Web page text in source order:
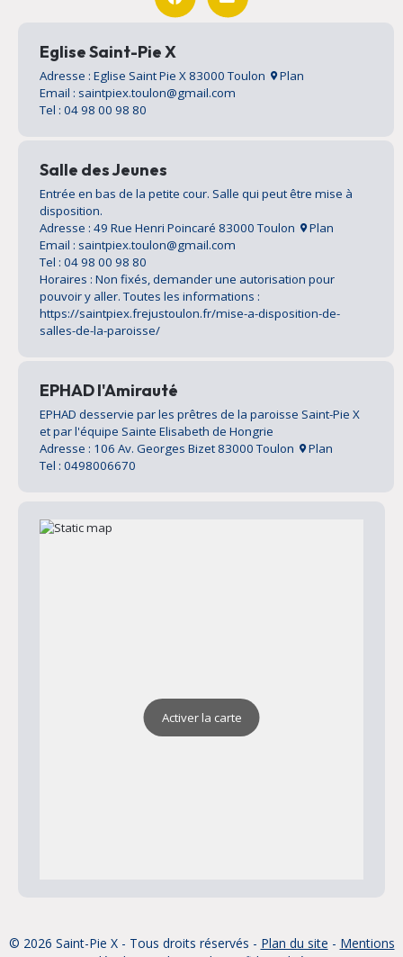
Eglise Saint-Pie X
Adresse : Eglise Saint Pie X 83000 Toulon
Plan
Email : saintpiex.toulon@gmail.com
Tel : 04 98 00 98 80
Salle des Jeunes
Entrée en bas de la petite cour. Salle qui peut être mise à
disposition.
Adresse : 49 Rue Henri Poincaré 83000 Toulon
Plan
Email : saintpiex.toulon@gmail.com
Tel : 04 98 00 98 80
Horaires : Non fixés, demander une autorisation pour
pouvoir y aller. Toutes les informations :
https://saintpiex.frejustoulon.fr/mise-a-disposition-de-
salles-de-la-paroisse/
EPHAD l'Amirauté
EPHAD desservie par les prêtres de la paroisse Saint-Pie X
et par l'équipe Sainte Elisabeth de Hongrie
Adresse : 106 Av. Georges Bizet 83000 Toulon
Plan
Tel : 0498006670
Activer la carte
© 2026 Saint-Pie X - Tous droits réservés - Plan du site - Mentions